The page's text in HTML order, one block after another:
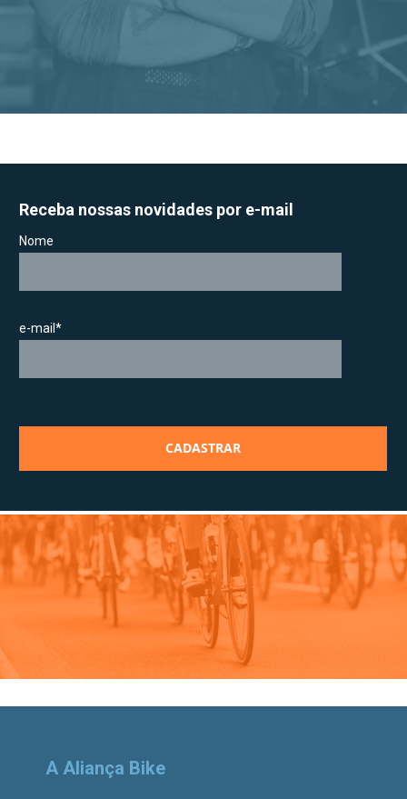
Receba nossas novidades por e-mail
Nome
e-mail*
A Aliança Bike